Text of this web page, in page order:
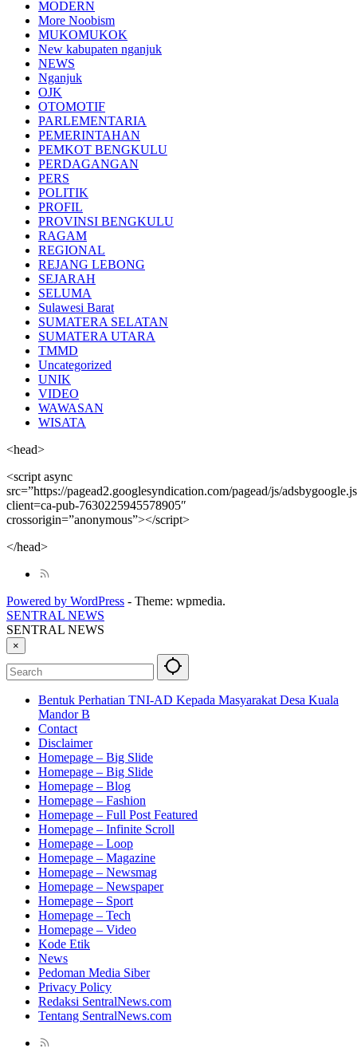
MODERN
More Noobism
MUKOMUKOK
New kabupaten nganjuk
NEWS
Nganjuk
OJK
OTOMOTIF
PARLEMENTARIA
PEMERINTAHAN
PEMKOT BENGKULU
PERDAGANGAN
PERS
POLITIK
PROFIL
PROVINSI BENGKULU
RAGAM
REGIONAL
REJANG LEBONG
SEJARAH
SELUMA
Sulawesi Barat
SUMATERA SELATAN
SUMATERA UTARA
TMMD
Uncategorized
UNIK
VIDEO
WAWASAN
WISATA
<head>
<script async
src=”https://pagead2.googlesyndication.com/pagead/js/
client=ca-pub-7630225945578905″
crossorigin=”anonymous”></script>
</head>
Powered by WordPress - Theme: wpmedia.
SENTRAL NEWS
SENTRAL NEWS
×
Bentuk Perhatian TNI-AD Kepada Masyarakat Desa Kuala
Mandor B
Contact
Disclaimer
Homepage – Big Slide
Homepage – Big Slide
Homepage – Blog
Homepage – Fashion
Homepage – Full Post Featured
Homepage – Infinite Scroll
Homepage – Loop
Homepage – Magazine
Homepage – Newsmag
Homepage – Newspaper
Homepage – Sport
Homepage – Tech
Homepage – Video
Kode Etik
News
Pedoman Media Siber
Privacy Policy
Redaksi SentralNews.com
Tentang SentralNews.com